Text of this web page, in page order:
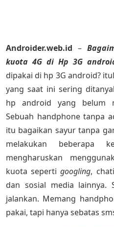
Androider.web.id –
kuota 4G di Hp 3G
dipakai di hp 3G android?
yang saat ini sering
hp android yang belum
Sebuah handphone tanpa
itu bagaikan sayur tanpa
melakukan beberapa
mengharuskan
kuota sepertigoogling,
dan sosial media
jalankan. Memang
pakai, tapi hanya sebatas